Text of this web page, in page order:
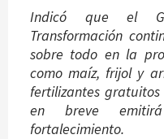
Indicó que el
Transformación
sobre todo en la
como maíz, frijol y
fertilizantes
en breve
fortalecimiento.